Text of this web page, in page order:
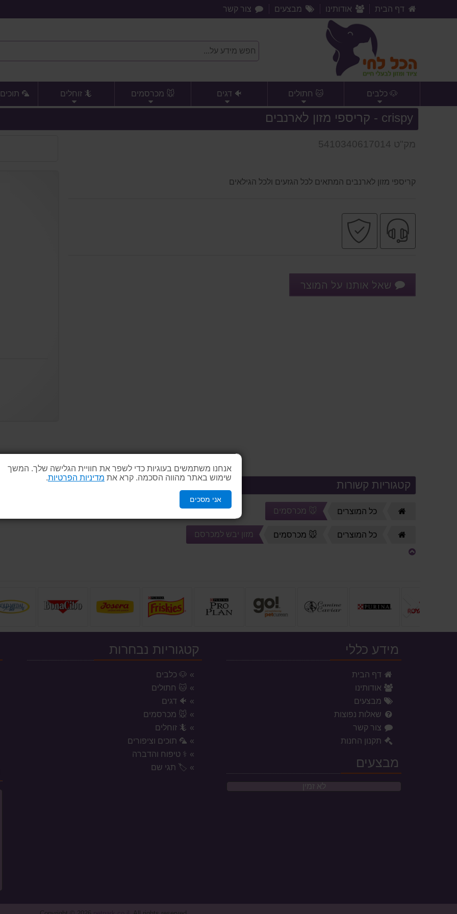
אנחנו משתמשים בעוגיות כדי לשפר את חוויית הגלישה שלך. המשך
שימוש באתר מהווה הסכמה. קרא את מדיניות הפרטיות
אני מסכים
דף הבית אודותינו מבצעים צור קשר
🐶 כלבים 🐱 חתולים 🐠 דגים 🐭 מכרסמים 🦎 זוחלים 🦜 תוכים
crispy - קריספי מזון לארנבים
מק"ט 5410340617014
קריספי מזון לארנבים המתאים לכל הגזעים ולכל הגילאים
שירות
מקצועי
שאל אותנו על המוצר
קטגוריות קשורות
כל המוצרים 🐭 מכרסמים
כל המוצרים 🐭 מכרסמים מזון יבש למכרסם
הקודם
מידע כללי
דף הבית
אודותינו
מבצעים
שאלות נפוצות
צור קשר
תקנון החנות
מבצעים
לא זמין
קטגוריות נבחרות
🐶 כלבים
🐱 חתולים
🐠 דגים
🐭 מכרסמים
🦎 זוחלים
🦜 תוכים וציפורים
⚕️ טיפוח והדברה
🏷️ תגי שם